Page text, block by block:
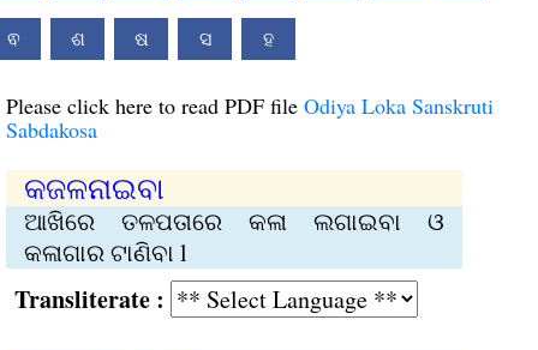
ଵ ଶ ଷ ସ ହ
Please click here to read PDF file Odiya Loka Sanskruti
Sabdakosa
କଜଳନାଇବା
ଆଖିରେ ତଳପତାରେ କଳା ଲଗାଇବା ଓ
କଳାଗାର ଟାଣିବା l
: